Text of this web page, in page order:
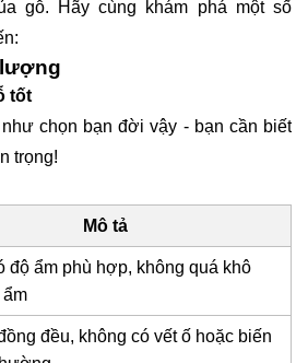
gỗ. Hãy cùng khám phá một số
tốt
chọn bạn đời vậy - bạn cần biết
trọng!
Mô tả
độ ẩm phù hợp, không quá khô
ẩm
đều, không có vết ố hoặc biến